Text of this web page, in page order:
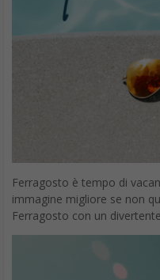
Ferragosto è tempo di
immagine migliore se non
Ferragosto con un